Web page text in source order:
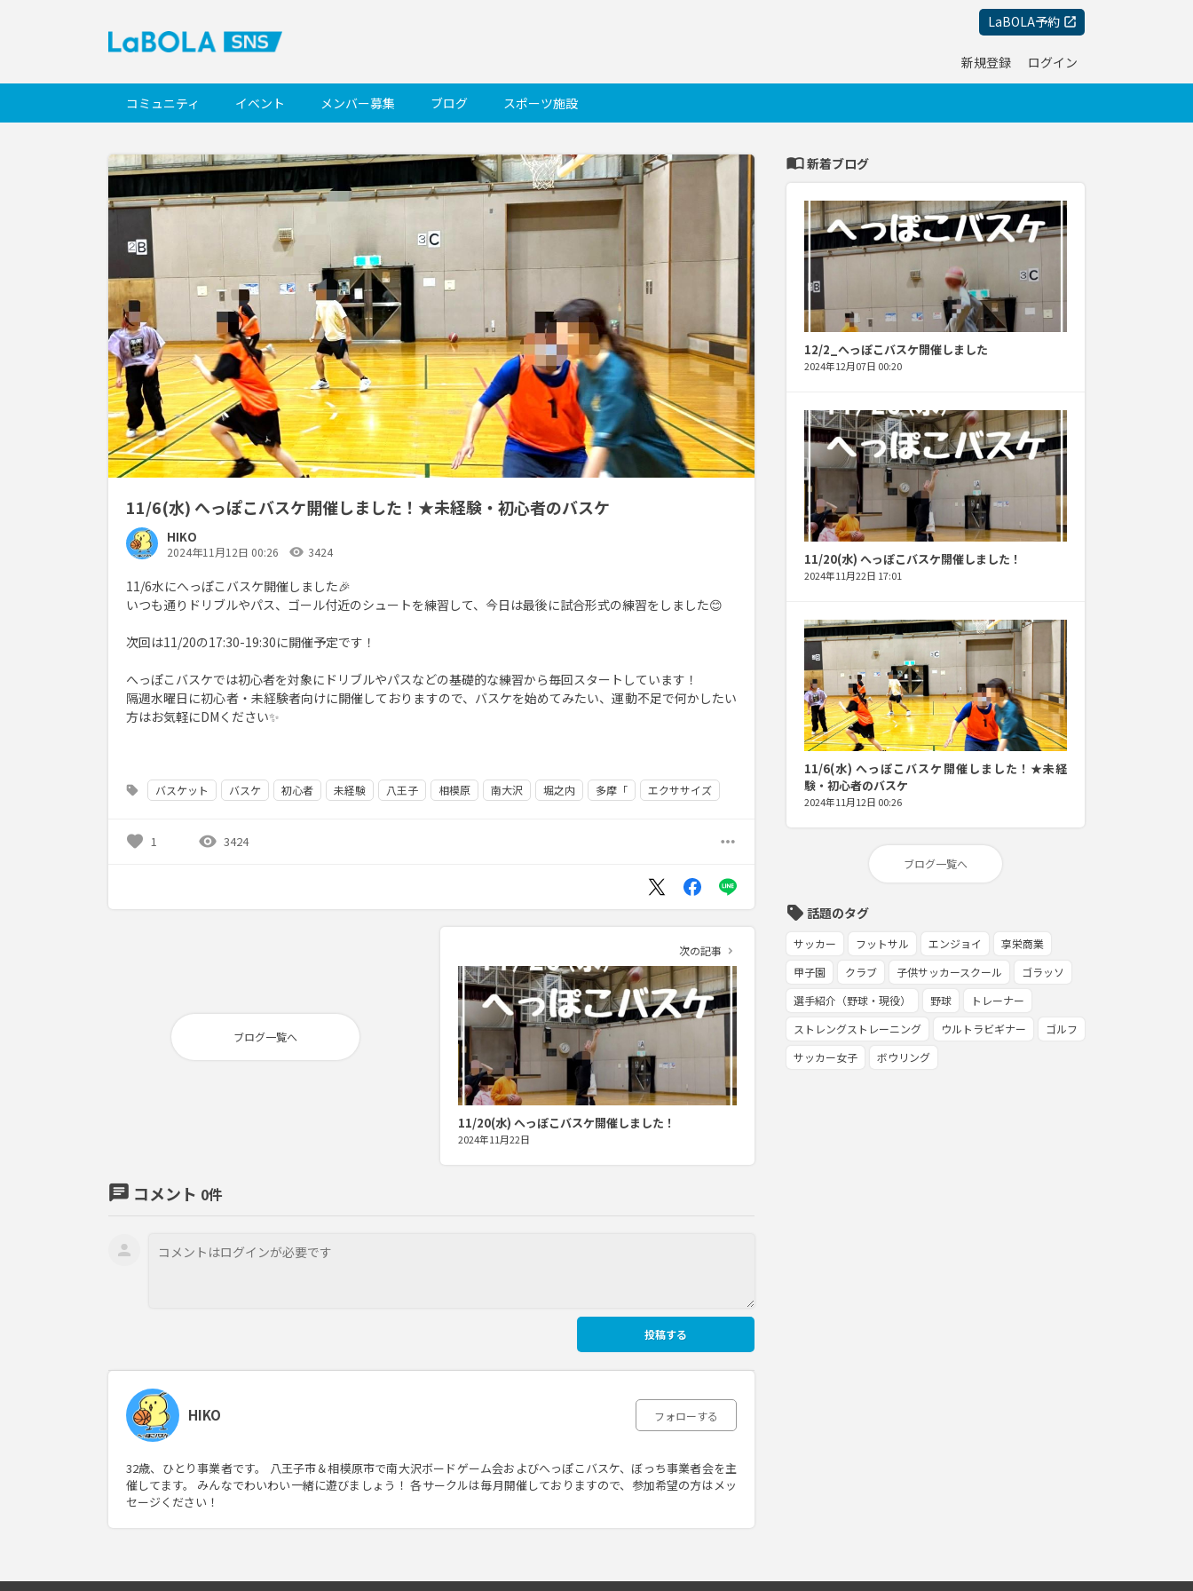
LaBOLA予約
新規登録 ログイン
コミュニティ イベント メンバー募集 ブログ スポーツ施設
11/6(水) へっぽこバスケ開催しました！★未経験・初心者のバスケ
HIKO
2024年11月12日 00:26 visibility 3424
11/6水にへっぽこバスケ開催しました🎉
いつも通りドリブルやパス、ゴール付近のシュートを練習して、今日は最後に試合形式の練習をしました😊
次回は11/20の17:30-19:30に開催予定です！
へっぽこバスケでは初心者を対象にドリブルやパスなどの基礎的な練習から毎回スタートしています！
隔週水曜日に初心者・未経験者向けに開催しておりますので、バスケを始めてみたい、運動不足で何かしたい
方はお気軽にDMください✨
sell バスケット バスケ 初心者 未経験 八王子 相模原 南大沢 堀之内 多摩「 エクササイズ
favorite 1 visibility 3424 more_horiz
ブログ一覧へ
次の記事 navigate_next
11/20(水) へっぽこバスケ開催しました！
2024年11月22日
chat コメント 0件
投稿する
HIKO フォローする
32歳、ひとり事業者です。 八王子市＆相模原市で南大沢ボードゲーム会およびへっぽこバスケ、ぼっち事業者会を主
催してます。 みんなでわいわい一緒に遊びましょう！ 各サークルは毎月開催しておりますので、参加希望の方はメッ
セージください！
import_contacts新着ブログ
12/2_へっぽこバスケ開催しました
2024年12月07日 00:20
11/20(水) へっぽこバスケ開催しました！
2024年11月22日 17:01
11/6(水) へっぽこバスケ開催しました！★未経
験・初心者のバスケ
2024年11月12日 00:26
ブログ一覧へ
sell 話題のタグ
サッカー フットサル エンジョイ
享栄商業
甲子園
クラブ 子供サッカースクール
ゴラッソ
選手紹介（野球・現役）
野球
トレーナー
ストレングストレーニング
ウルトラビギナー
ゴルフ
サッカー女子
ボウリング